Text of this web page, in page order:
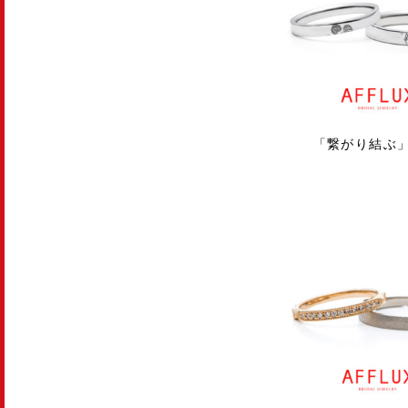
「繋がり結ぶ